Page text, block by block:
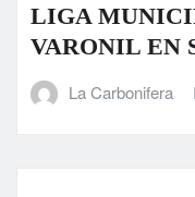
LIGA
VARONIL EN
La Carbonifera